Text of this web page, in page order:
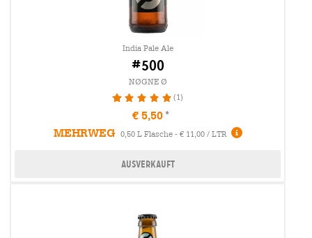
India Pale Ale
#500
NØGNE Ø
100% (1)
€ 5,50
MEHRWEG
0,50 L Flasche - € 11,00 / LTR
Ausverkauft